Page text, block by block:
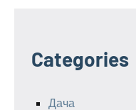
Categories
Дача